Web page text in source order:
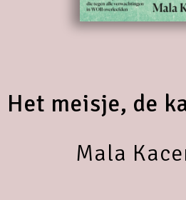
Het meisje, de
Mala